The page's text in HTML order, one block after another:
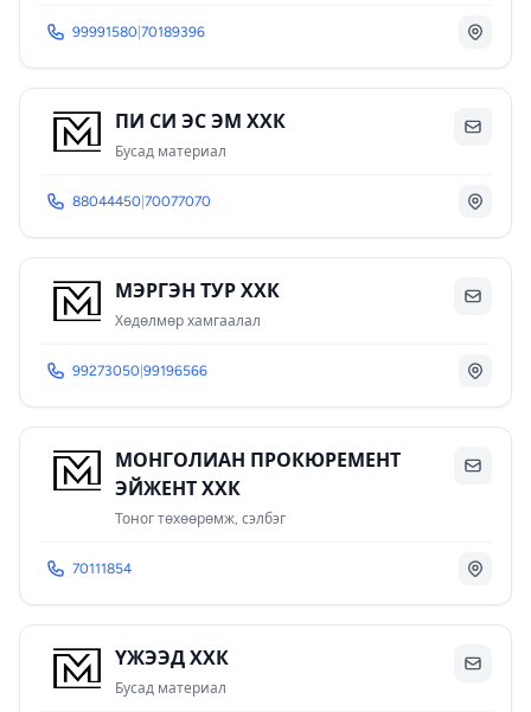
99991580 70189396
ПИ СИ ЭС ЭМ ХХК
Бусад материал
88044450 70077070
МЭРГЭН ТУР ХХК
Хөдөлмөр хамгаалал
99273050 99196566
МОНГОЛИАН ПРОКЮРЕМЕНТ
ЭЙЖЕНТ ХХК
Тоног төхөөрөмж, сэлбэг
70111854
ҮЖЭЭД ХХК
Бусад материал